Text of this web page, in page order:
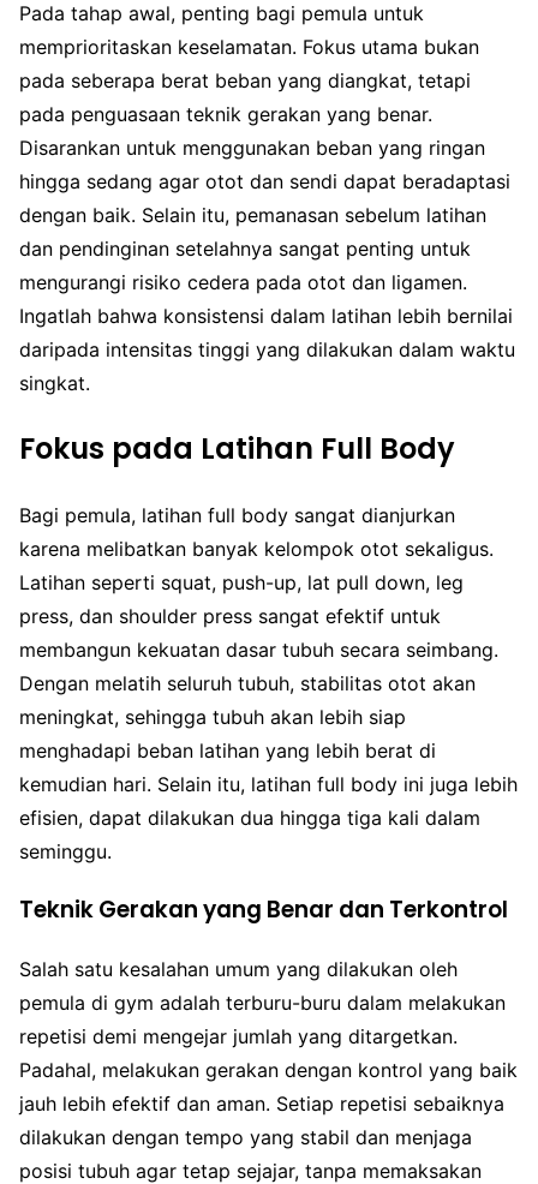
Pada tahap awal, penting bagi pemula untuk
memprioritaskan keselamatan. Fokus utama bukan
pada seberapa berat beban yang diangkat, tetapi
pada penguasaan teknik gerakan yang benar.
Disarankan untuk menggunakan beban yang ringan
hingga sedang agar otot dan sendi dapat beradaptasi
dengan baik. Selain itu, pemanasan sebelum latihan
dan pendinginan setelahnya sangat penting untuk
mengurangi risiko cedera pada otot dan ligamen.
Ingatlah bahwa konsistensi dalam latihan lebih bernilai
daripada intensitas tinggi yang dilakukan dalam waktu
singkat.
Fokus pada Latihan Full Body
Bagi pemula, latihan full body sangat dianjurkan
karena melibatkan banyak kelompok otot sekaligus.
Latihan seperti squat, push-up, lat pull down, leg
press, dan shoulder press sangat efektif untuk
membangun kekuatan dasar tubuh secara seimbang.
Dengan melatih seluruh tubuh, stabilitas otot akan
meningkat, sehingga tubuh akan lebih siap
menghadapi beban latihan yang lebih berat di
kemudian hari. Selain itu, latihan full body ini juga lebih
efisien, dapat dilakukan dua hingga tiga kali dalam
seminggu.
Teknik Gerakan yang Benar dan Terkontrol
Salah satu kesalahan umum yang dilakukan oleh
pemula di gym adalah terburu-buru dalam melakukan
repetisi demi mengejar jumlah yang ditargetkan.
Padahal, melakukan gerakan dengan kontrol yang baik
jauh lebih efektif dan aman. Setiap repetisi sebaiknya
dilakukan dengan tempo yang stabil dan menjaga
posisi tubuh agar tetap sejajar, tanpa memaksakan